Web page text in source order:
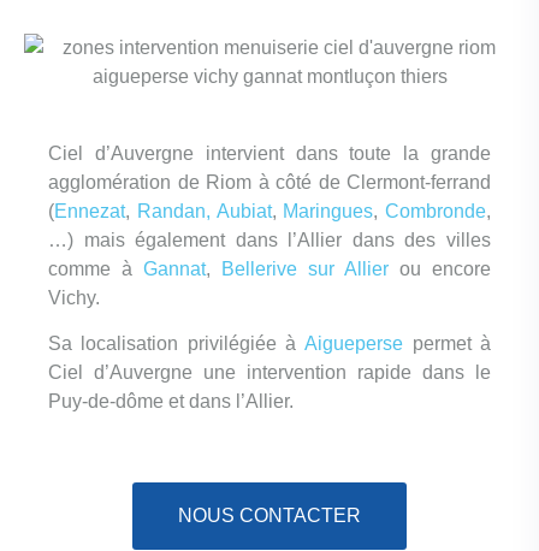
Ciel d’Auvergne intervient dans toute la grande
agglomération de Riom à côté de Clermont-ferrand
(Ennezat, Randan, Aubiat, Maringues, Combronde,
…) mais également dans l’Allier dans des villes
comme à Gannat, Bellerive sur Allier ou encore
Vichy.
Sa localisation privilégiée àAigueperse permet à
Ciel d’Auvergne une intervention rapide dans le
Puy-de-dôme et dans l’Allier.
NOUS CONTACTER